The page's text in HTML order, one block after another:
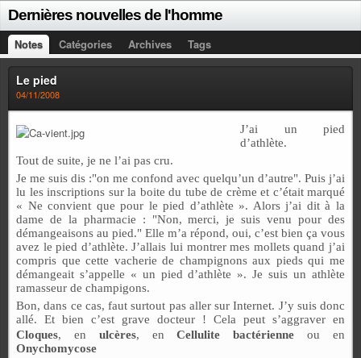
Dernières nouvelles de l'homme
Notes Catégories Archives Tags
Le pied
04/11/2008
J’ai un pied
d’athlète.
Tout de suite, je ne l’ai pas cru.
Je me suis dis :"on me confond avec quelqu’un d’autre". Puis j’ai
lu les inscriptions sur la boite du tube de crème et c’était marqué
« Ne convient que pour le pied d’athlète ». Alors j’ai dit à la
dame de la pharmacie : "Non, merci, je suis venu pour des
démangeaisons au pied." Elle m’a répond, oui, c’est bien ça vous
avez le pied d’athlète. J’allais lui montrer mes mollets quand j’ai
compris que cette vacherie de champignons aux pieds qui me
démangeait s’appelle « un pied d’athlète ». Je suis un athlète
ramasseur de champigons.
Bon, dans ce cas, faut surtout pas aller sur Internet. J’y suis donc
allé. Et bien c’est grave docteur ! Cela peut s’aggraver en
Cloques, en ulcères, en Cellulite bactérienne
ou en
Onychomycose